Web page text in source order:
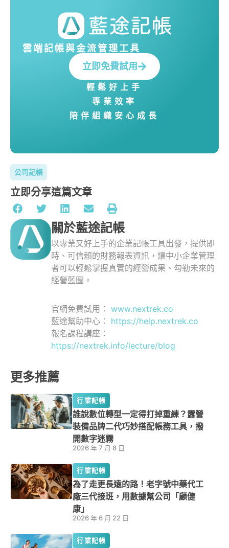
雲端記帳與金流管理工具
立即免費試用
輕鬆好上手
專業效率
陪伴組織安心成長
公司記帳
立即分享這篇文章
關於藍途記帳
以專業又好上手的企業記帳工具出發，提供即
時、可信賴的財務報表資訊，讓中小企業管理
者可以輕鬆掌握真實的經營成果、勾勒未來的
經營藍圖。
官網免費試用： www.nextrek.co
藍途幫助中心： https://help.nextrek.co
報名課程講座：
https://nextrek.info/lecture/blog
更多推薦
行業記帳
誰說數位轉型一定得打掉重練？露營
裝備品牌二代巧妙搭配帳務工具，撥
開數字迷霧
2026 年 7 月 8 日
行業記帳
為了走更長遠的路！老字號中藥代工
廠三代接班，用數據幫公司「顧健
康」
2026 年 6 月 22 日
行業記帳